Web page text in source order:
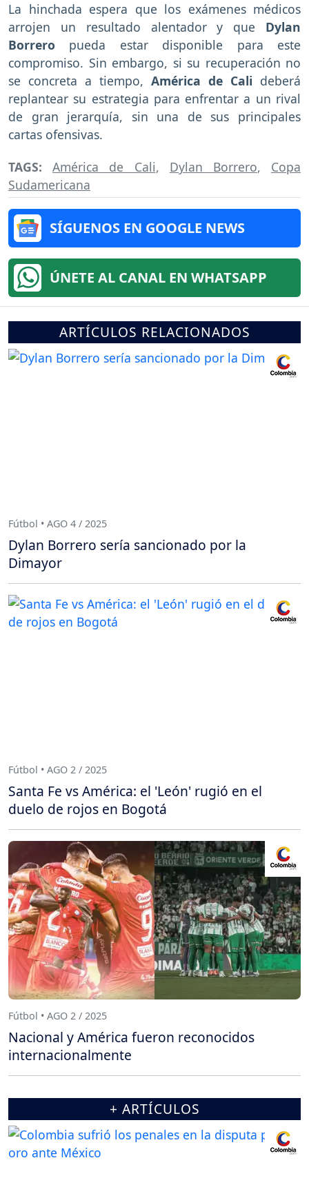
La hinchada espera que los exámenes médicos
arrojen un resultado alentador y que Dylan
Borrero pueda estar disponible para este
compromiso. Sin embargo, si su recuperación no
se concreta a tiempo, América de Cali deberá
replantear su estrategia para enfrentar a un rival
de gran jerarquía, sin una de sus principales
cartas ofensivas.
TAGS:América de Cali, Dylan Borrero, Copa
Sudamericana
SÍGUENOS EN GOOGLE NEWS
ÚNETE AL CANAL EN WHATSAPP
ARTÍCULOS RELACIONADOS
Fútbol • AGO 4 / 2025
Dylan Borrero sería sancionado por la
Dimayor
Fútbol • AGO 2 / 2025
Santa Fe vs América: el 'León' rugió en el
duelo de rojos en Bogotá
Fútbol • AGO 2 / 2025
Nacional y América fueron reconocidos
internacionalmente
+ ARTÍCULOS